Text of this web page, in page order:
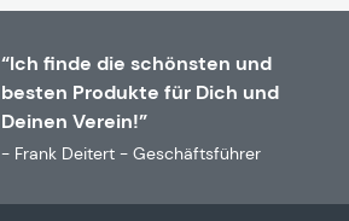
“Ich finde die schönsten und
besten Produkte für Dich und
Deinen Verein!”
- Frank Deitert - Geschäftsführer